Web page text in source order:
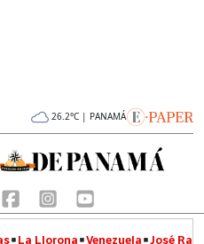
26.2°C | PANAMÁ
La Llorona Venezuela José